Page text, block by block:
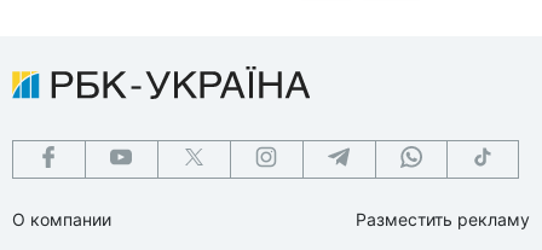
О компании
Разместить рекламу